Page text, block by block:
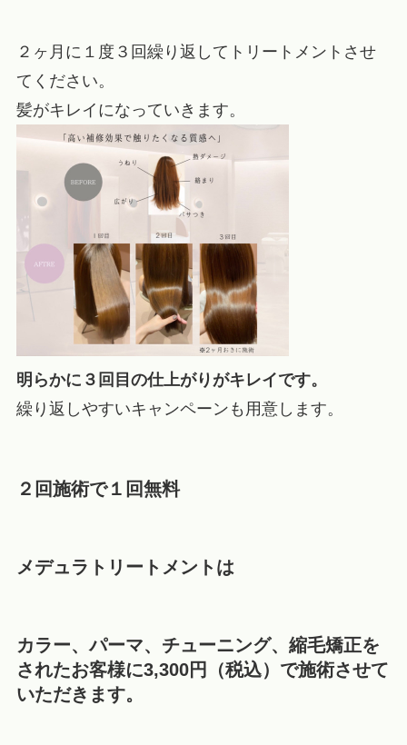
２ヶ月に１度３回繰り返してトリートメントさせ
てください。
髪がキレイになっていきます。
明らかに３回目の仕上がりがキレイです。
繰り返しやすいキャンペーンも用意します。
２回施術で１回無料
メデュラトリートメントは
カラー、パーマ、チューニング、縮毛矯正を
されたお客様に3,300円（税込）で施術させて
いただきます。